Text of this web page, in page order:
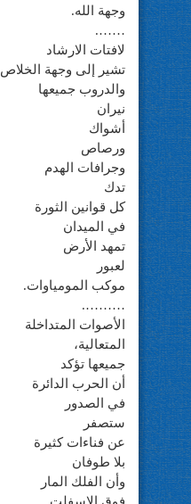
وجهة الله.
…….
لافتات الارشاد
تشير إلى وجهة الخلاص
والدروب جميعها
نيران
أشواك
ورصاص
وجرافات الهدم
تدك
كل قوانين الثورة
في الميدان
تمهد الأرض
لعبور
موكب المومياوات.
……….
الأصوات المتداخلة
المتعالية،
جميعها تؤكد
أن الحرب الدائرة
في الصدور
ستصفر
عن فناءات كثيرة
بلا طوفان
وأن الفلك المار